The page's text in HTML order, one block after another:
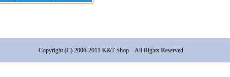
Copyright (C) 2006-2011 K&T Shop All Rights Reserved.